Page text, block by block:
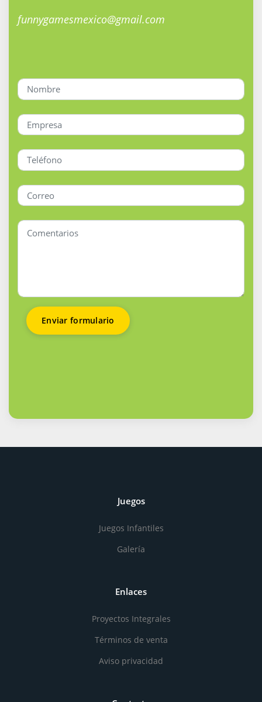
funnygamesmexico@gmail.com
Enviar formulario
Juegos
Juegos Infantiles
Galería
Enlaces
Proyectos Integrales
Términos de venta
Aviso privacidad